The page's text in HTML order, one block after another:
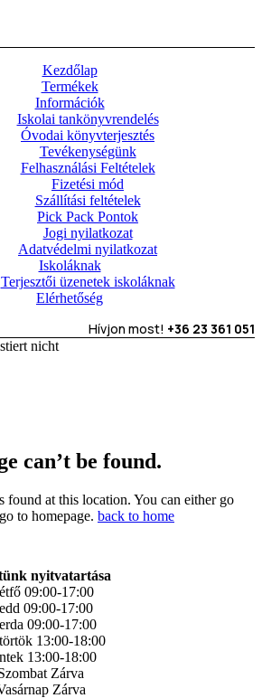
Kezdőlap
Termékek
Információk
Iskolai tankönyvrendelés
Óvodai könyvterjesztés
Tevékenységünk
Felhasználási Feltételek
Fizetési mód
Szállítási feltételek
Pick Pack Pontok
Jogi nyilatkozat
Adatvédelmi nyilatkozat
Iskoláknak
Terjesztői üzenetek iskoláknak
Elérhetőség
Hívjon most! +36 23 361 051
nicht
can’t be found.
at this location. You can either go
to homepage. back to home
nyitvatartása
09:00-17:00
09:00-17:00
09:00-17:00
13:00-18:00
13:00-18:00
Zárva
Zárva